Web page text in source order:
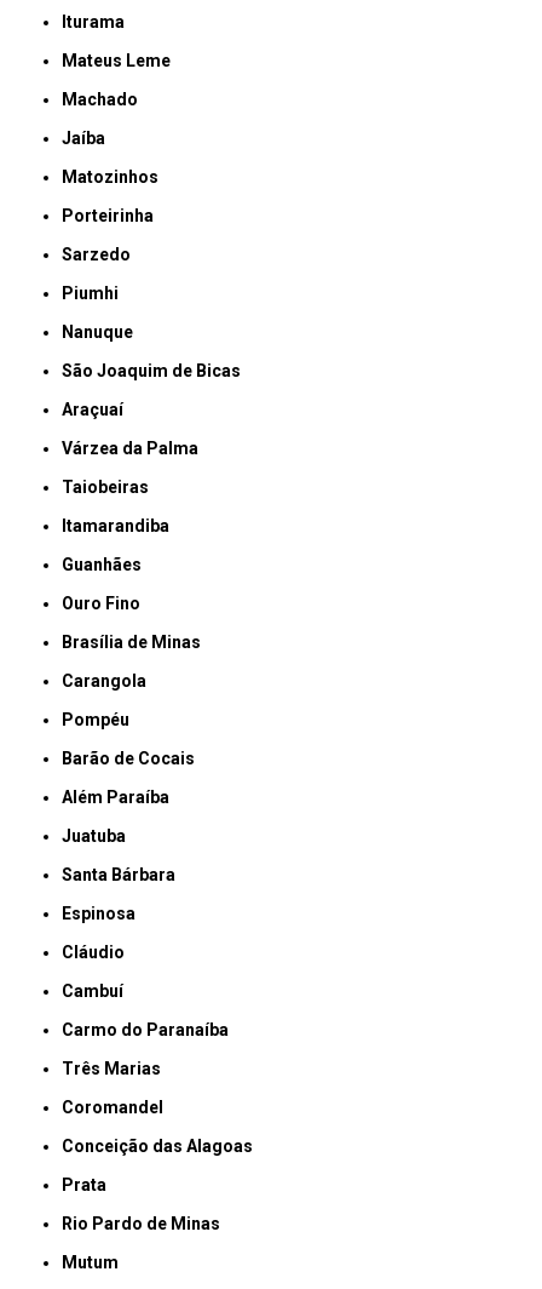
Iturama
Mateus Leme
Machado
Jaíba
Matozinhos
Porteirinha
Sarzedo
Piumhi
Nanuque
São Joaquim de Bicas
Araçuaí
Várzea da Palma
Taiobeiras
Itamarandiba
Guanhães
Ouro Fino
Brasília de Minas
Carangola
Pompéu
Barão de Cocais
Além Paraíba
Juatuba
Santa Bárbara
Espinosa
Cláudio
Cambuí
Carmo do Paranaíba
Três Marias
Coromandel
Conceição das Alagoas
Prata
Rio Pardo de Minas
Mutum